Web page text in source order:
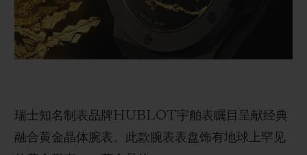
瑞士知名制表品牌HUBLOT宇舶表瞩目呈献经典
融合黄金晶体腕表。此款腕表表盘饰有地球上罕见
专属服务
加入HUBLOTISTA俱乐部，即可延长质保